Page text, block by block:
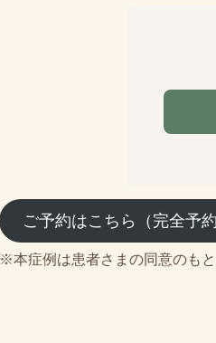
ご予約はこちら（完全予約
※本症例は患者さまの同意のも